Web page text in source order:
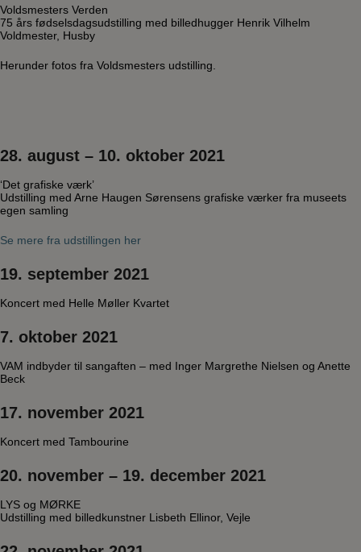
Voldsmesters Verden
75 års fødselsdagsudstilling med billedhugger Henrik Vilhelm
Voldmester, Husby
Herunder fotos fra Voldsmesters udstilling.
28. august – 10. oktober 2021
‘Det grafiske værk’
Udstilling med Arne Haugen Sørensens grafiske værker fra museets
egen samling
Se mere fra udstillingen her
19. september 2021
Koncert med Helle Møller Kvartet
7. oktober 2021
VAM indbyder til sangaften – med Inger Margrethe Nielsen og Anette
Beck
17. november 2021
Koncert med Tambourine
20. november – 19. december 2021
LYS og MØRKE
Udstilling med billedkunstner Lisbeth Ellinor, Vejle